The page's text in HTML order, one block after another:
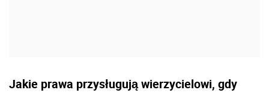
Jakie prawa przysługują wierzycielowi, gdy